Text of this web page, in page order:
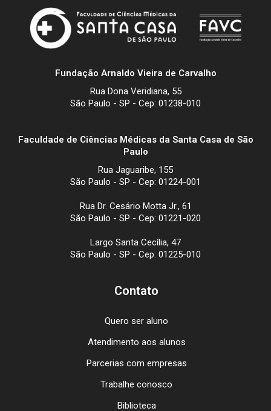
Fundação Arnaldo Vieira de Carvalho
Rua Dona Veridiana, 55
São Paulo - SP - Cep: 01238-010
Faculdade de Ciências Médicas da Santa Casa de São
Paulo
Rua Jaguaribe, 155
São Paulo - SP - Cep: 01224-001
Rua Dr. Cesário Motta Jr., 61
São Paulo - SP - Cep: 01221-020
Largo Santa Cecília, 47
São Paulo - SP - Cep: 01225-010
Contato
Quero ser aluno
Atendimento aos alunos
Parcerias com empresas
Trabalhe conosco
Biblioteca